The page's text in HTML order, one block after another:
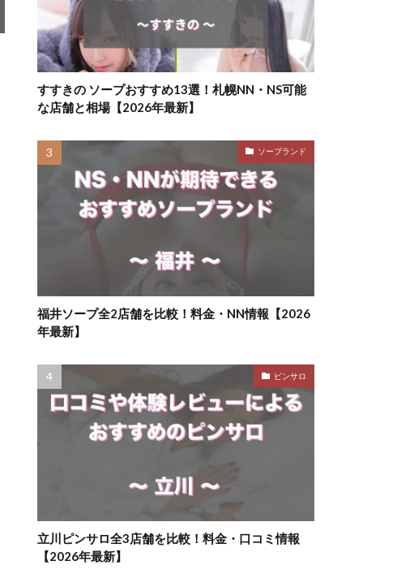
すすきの ソープおすすめ13選！札幌NN・NS可能
な店舗と相場【2026年最新】
ソープランド
福井ソープ全2店舗を比較！料金・NN情報【2026
年最新】
ピンサロ
立川ピンサロ全3店舗を比較！料金・口コミ情報
【2026年最新】